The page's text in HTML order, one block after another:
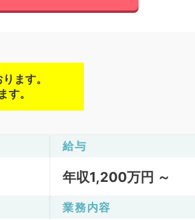
ます。
す。
給与
年収1,200万円 ～
業務内容